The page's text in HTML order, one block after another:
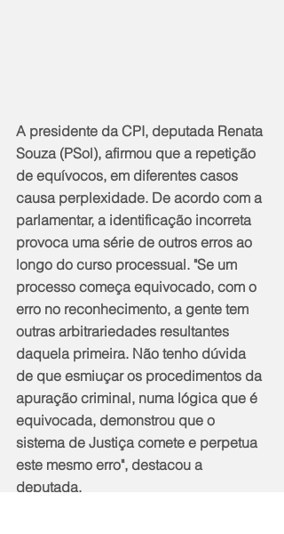
A presidente da CPI, deputada Renata
Souza (PSol), afirmou que a repetição
de equívocos, em diferentes casos
causa perplexidade. De acordo com a
parlamentar, a identificação incorreta
provoca uma série de outros erros ao
longo do curso processual. "Se um
processo começa equivocado, com o
erro no reconhecimento, a gente tem
outras arbitrariedades resultantes
daquela primeira. Não tenho dúvida
de que esmiuçar os procedimentos da
apuração criminal, numa lógica que é
equivocada, demonstrou que o
sistema de Justiça comete e perpetua
este mesmo erro", destacou a
deputada.